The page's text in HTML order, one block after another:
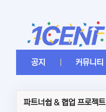
공지 커뮤니티
파트너쉽 & 협업 프로젝트